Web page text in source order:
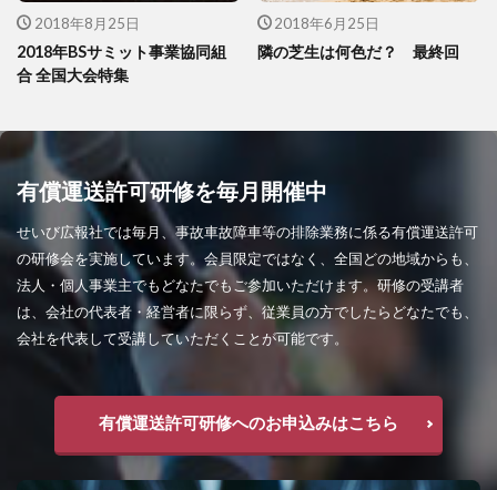
2018年8月25日
2018年BSサミット事業協同組
合 全国大会特集
2018年6月25日
隣の芝生は何色だ？ 最終回
有償運送許可研修を毎月開催中
せいび広報社では毎月、事故車故障車等の排除業務に係る有償運送許可
の研修会を実施しています。会員限定ではなく、全国どの地域からも、
法人・個人事業主でもどなたでもご参加いただけます。研修の受講者
は、会社の代表者・経営者に限らず、従業員の方でしたらどなたでも、
会社を代表して受講していただくことが可能です。
有償運送許可研修へのお申込みはこちら